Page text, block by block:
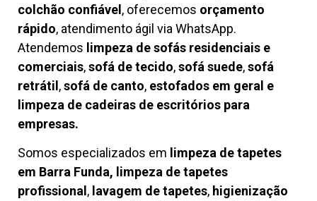
colchão confiável, oferecemos orçamento
rápido, atendimento ágil via WhatsApp.
Atendemos limpeza desofás residenciais e
comerciais,sofá de tecido,sofá suede,sofá
retrátil,sofá de canto, estofados em geral e
limpeza de cadeiras de escritórios para
empresas.
Somos especializados em limpeza de tapetes
em Barra Funda, limpeza de tapetes
profissional , lavagem de tapetes, higienização